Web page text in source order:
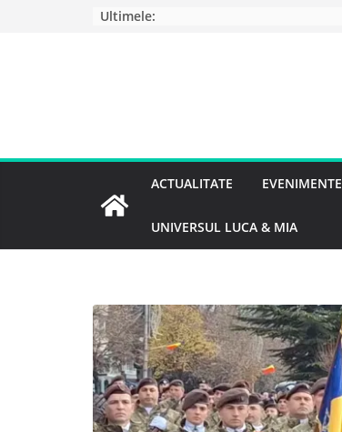
Ultimele:
ACTUALITATE EVENIMENTE
UNIVERSUL LUCA & MIA